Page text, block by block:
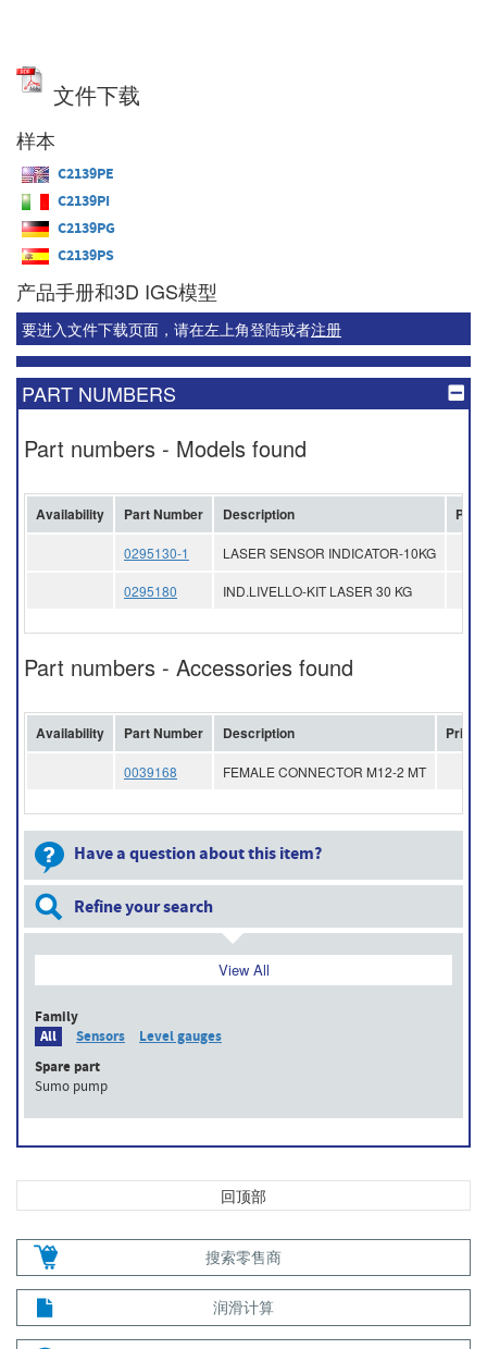
文件下载
样本
C2139PE
C2139PI
C2139PG
C2139PS
产品手册和3D IGS模型
要进入文件下载页面，请在左上角登陆或者注册
PART NUMBERS
Part numbers - Models found
Availability Part Number Description Price
0295130-1 LASER SENSOR INDICATOR-10KG
0295180 IND.LIVELLO-KIT LASER 30 KG
Part numbers - Accessories found
Availability Part Number Description Price
0039168 FEMALE CONNECTOR M12-2 MT
Have a question about this item?
Refine your search
View All
Family
All
Sensors
Level gauges
Spare part
Sumo pump
回顶部
搜索零售商
润滑计算